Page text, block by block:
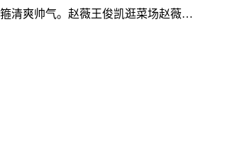
清爽帅气。赵薇王俊凯逛菜场赵薇…